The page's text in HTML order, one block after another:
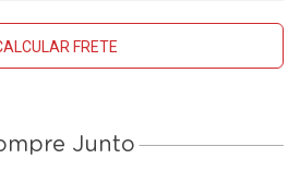
FRETE
Junto